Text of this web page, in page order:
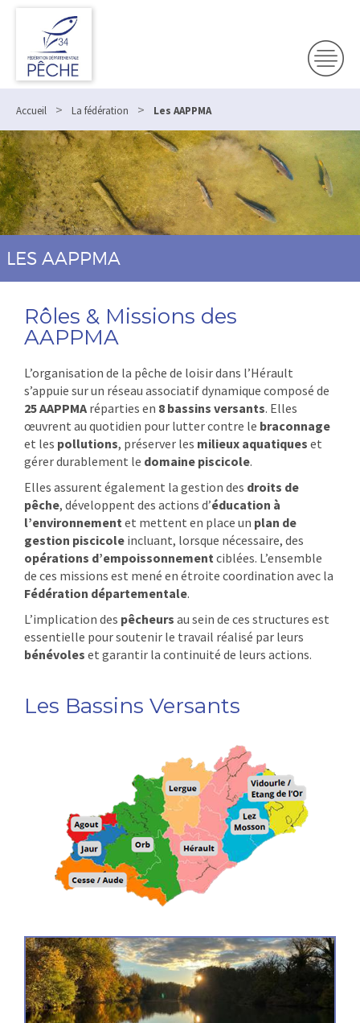
Panneau de gestion des cookies
Accueil > La fédération > Les AAPPMA
LES AAPPMA
Rôles & Missions des
AAPPMA
L’organisation de la pêche de loisir dans l’Hérault
s’appuie sur un réseau associatif dynamique composé de
25 AAPPMA réparties en 8 bassins versants. Elles
œuvrent au quotidien pour lutter contre le braconnage
et les pollutions, préserver les milieux aquatiques et
gérer durablement le domaine piscicole.
Elles assurent également la gestion des droits de
pêche, développent des actions d’éducation à
l’environnement et mettent en place un plan de
gestion piscicole incluant, lorsque nécessaire, des
opérations d’empoissonnement ciblées. L’ensemble
de ces missions est mené en étroite coordination avec la
Fédération départementale.
L’implication des pêcheurs au sein de ces structures est
essentielle pour soutenir le travail réalisé par leurs
bénévoles et garantir la continuité de leurs actions.
Les Bassins Versants